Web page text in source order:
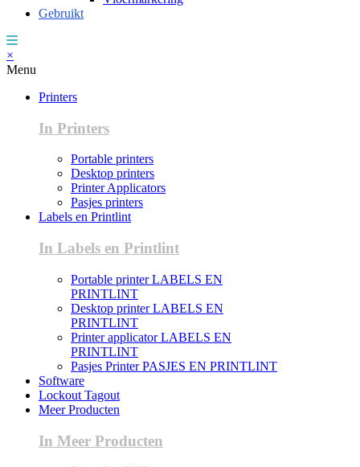
Gebruikt
×
Menu
Printers
In Printers
Portable printers
Desktop printers
Printer Applicators
Pasjes printers
Labels en Printlint
In Labels en Printlint
Portable printer LABELS EN
PRINTLINT
Desktop printer LABELS EN
PRINTLINT
Printer applicator LABELS EN
PRINTLINT
Pasjes Printer PASJES EN PRINTLINT
Software
Lockout Tagout
Meer Producten
In Meer Producten